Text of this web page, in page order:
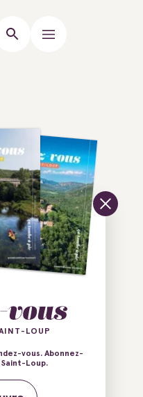
du
LOUP
vous. Abonnez-
Saint-Loup.